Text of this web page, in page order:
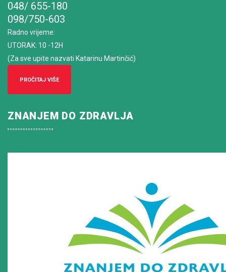
048/ 655-180
098/750-603
Radno vrijeme:
UTORAK: 10 -12H
(Za sve upite nazvati Katarinu Martinčić)
PROČITAJ VIŠE
ZNANJEM DO ZDRAVLJA